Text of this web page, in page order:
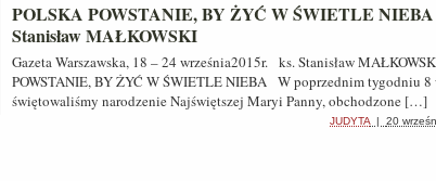
POLSKA POWSTANIE, BY ŻYĆ W ŚWIETLE NIEBA
Stanisław MAŁKOWSKI
Gazeta Warszawska, 18 – 24 września2015r. ks. Stanisław
POWSTANIE, BY ŻYĆ W ŚWIETLE NIEBA W poprzednim tygodniu 8
świętowaliśmy narodzenie Najświętszej Maryi Panny, obchodzone […]
JUDYTA | 20